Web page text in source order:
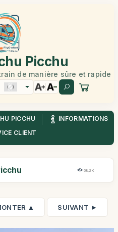
Picchu
de manière sûre et rapide
PICCHU
INFORMATIONS
CLIENT
68,2K
▲ SUIVANT ►